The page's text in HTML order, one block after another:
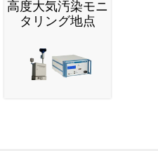
高度大気汚染モニ
タリング地点